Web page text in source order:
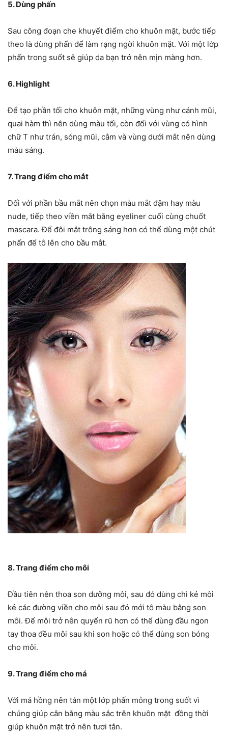
5. Dùng phấn
Sau công đoạn che khuyết điểm cho khuôn mặt, bước tiếp
theo là dùng phấn để làm rạng ngời khuôn mặt. Với một lớp
phấn trong suốt sẽ giúp da bạn trở nên mịn màng hơn.
6. Highlight
Để tạo phần tối cho khuôn mặt, những vùng như cánh mũi,
quai hàm thì nên dùng màu tối, còn đối với vùng có hình
chữ T như trán, sóng mũi, cằm và vùng dưới mắt nên dùng
màu sáng.
7. Trang điểm cho mắt
Đối với phần bầu mắt nên chọn màu mắt đậm hay màu
nude, tiếp theo viền mắt bằng eyeliner cuối cùng chuốt
mascara. Để đôi mắt trông sáng hơn có thể dùng một chút
phấn để tô lên cho bầu mắt.
8. Trang điểm cho môi
Đầu tiên nên thoa son dưỡng môi, sau đó dùng chì kẻ môi
kẻ các đường viền cho môi sau đó mới tô màu bằng son
môi. Để môi trở nên quyến rũ hơn có thể dùng đầu ngon
tay thoa đều môi sau khi son hoặc có thể dùng son bóng
cho môi.
9. Trang điểm cho má
Với má hồng nên tán một lớp phấn mỏng trong suốt vì
chúng giúp cân bằng màu sắc trên khuôn mặt đồng thời
giúp khuôn mặt trở nên tươi tắn.